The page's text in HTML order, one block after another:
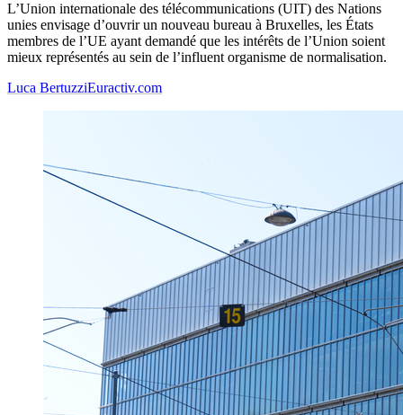
L’Union internationale des télécommunications (UIT) des Nations
unies envisage d’ouvrir un nouveau bureau à Bruxelles, les États
membres de l’UE ayant demandé que les intérêts de l’Union soient
mieux représentés au sein de l’influent organisme de normalisation.
Luca BertuzziEuractiv.com